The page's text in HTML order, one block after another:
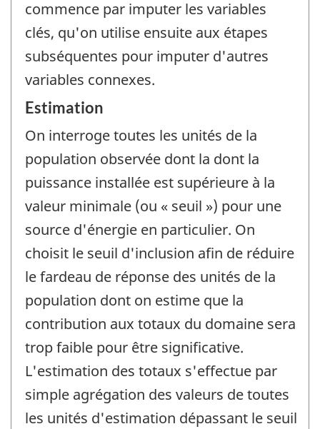
commence par imputer les variables
clés, qu'on utilise ensuite aux étapes
subséquentes pour imputer d'autres
variables connexes.
Estimation
On interroge toutes les unités de la
population observée dont la dont la
puissance installée est supérieure à la
valeur minimale (ou « seuil ») pour une
source d'énergie en particulier. On
choisit le seuil d'inclusion afin de réduire
le fardeau de réponse des unités de la
population dont on estime que la
contribution aux totaux du domaine sera
trop faible pour être significative.
L'estimation des totaux s'effectue par
simple agrégation des valeurs de toutes
les unités d'estimation dépassant le seuil